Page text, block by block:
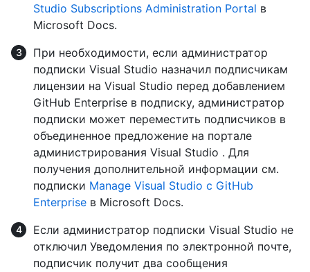
Studio Subscriptions Administration Portal в
Microsoft Docs.
При необходимости, если администратор
подписки Visual Studio назначил подписчикам
лицензии на Visual Studio перед добавлением
GitHub Enterprise в подписку, администратор
подписки может переместить подписчиков в
объединенное предложение на портале
администрирования Visual Studio . Для
получения дополнительной информации см.
подписки Manage Visual Studio с GitHub
Enterprise в Microsoft Docs.
Если администратор подписки Visual Studio не
отключил Уведомления по электронной почте,
подписчик получит два сообщения